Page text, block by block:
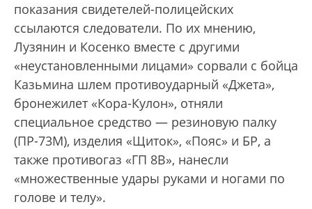
показания свидетелей-полицейских
ссылаются следователи. По их мнению,
Лузянин и Косенко вместе с другими
«неустановленными лицами» сорвали с бойца
Казьмина шлем противоударный «Джета»,
бронежилет «Кора-Кулон», отняли
специальное средство — резиновую палку
(ПР-73М), изделия «Щиток», «Пояс» и БР, а
также противогаз «ГП 8В», нанесли
«множественные удары руками и ногами по
голове и телу».